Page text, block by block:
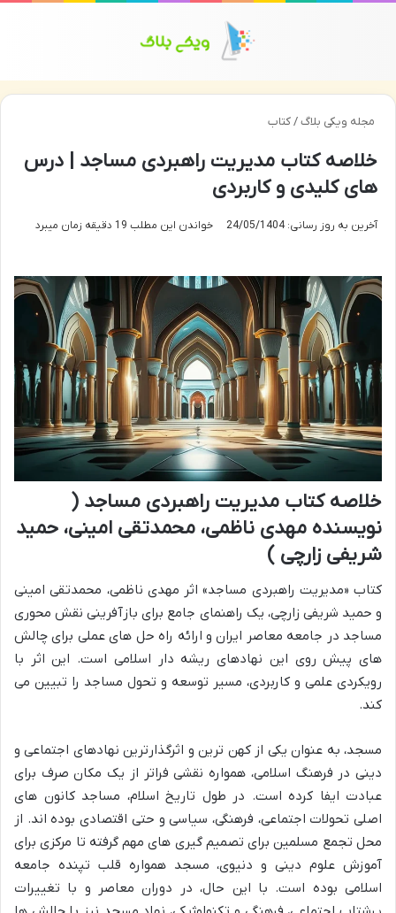
مجله ویکی بلاگ/کتاب
خلاصه کتاب مدیریت راهبردی مساجد | درس
های کلیدی و کاربردی
آخرین به روز رسانی: 24/05/1404 خواندن این مطلب 19 دقیقه زمان میبرد
خلاصه کتاب مدیریت راهبردی مساجد (
نویسنده مهدی ناظمی، محمدتقی امینی، حمید
شریفی زارچی )
کتاب «مدیریت راهبردی مساجد» اثر مهدی ناظمی، محمدتقی امینی
و حمید شریفی زارچی، یک راهنمای جامع برای بازآفرینی نقش محوری
مساجد در جامعه معاصر ایران و ارائه راه حل های عملی برای چالش
های پیش روی این نهادهای ریشه دار اسلامی است. این اثر با
رویکردی علمی و کاربردی، مسیر توسعه و تحول مساجد را تبیین می
کند.
مسجد، به عنوان یکی از کهن ترین و اثرگذارترین نهادهای اجتماعی و
دینی در فرهنگ اسلامی، همواره نقشی فراتر از یک مکان صرف برای
عبادت ایفا کرده است. در طول تاریخ اسلام، مساجد کانون های
اصلی تحولات اجتماعی، فرهنگی، سیاسی و حتی اقتصادی بوده اند. از
محل تجمع مسلمین برای تصمیم گیری های مهم گرفته تا مرکزی برای
آموزش علوم دینی و دنیوی، مسجد همواره قلب تپنده جامعه
اسلامی بوده است. با این حال، در دوران معاصر و با تغییرات